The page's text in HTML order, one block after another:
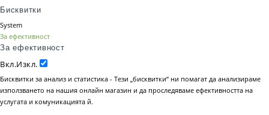
Бисквитки
System
За ефективност
За ефективност
Вкл.Изкл.
Бисквитки за анализ и статистика - Тези „бисквитки“ ни помагат да анализираме
използването на нашия онлайн магазин и да проследяваме ефективността на
услугата и комуникацията й.